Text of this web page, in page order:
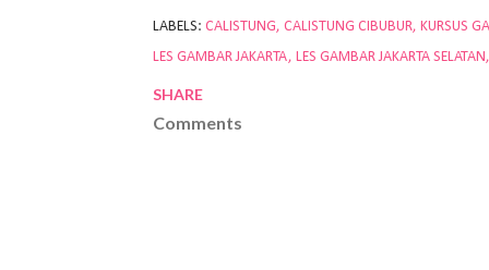
LABELS: CALISTUNG CALISTUNG CIBUBUR KURSUS
LES GAMBAR JAKARTA LES GAMBAR JAKARTA SELATAN
SHARE
Comments